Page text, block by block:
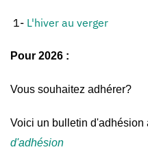
1- L'hiver au verger
Pour 2026 :
Vous souhaitez adhérer?
Voici un bulletin d'adhésion
d'adhésion